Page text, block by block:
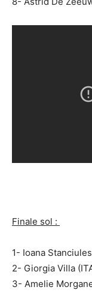
Finale sol :
1- Ioana
2- Giorgia Villa
3- Amelie